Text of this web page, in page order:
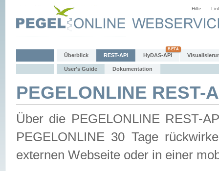
Hilfe
Überblick REST-API HyDAS-API
User's Guide Dokumentation
PEGELONLINE REST-
Über die PEGELONLINE REST-
PEGELONLINE 30 Tage
externen Webseite oder in einer